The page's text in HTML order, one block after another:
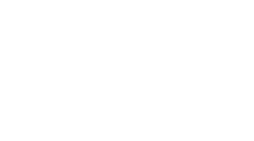
ligas
Premier
de 420 millones por el club
para el ataque nervionense